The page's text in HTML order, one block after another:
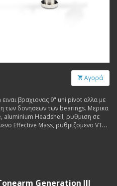
Αγορά
βραχιονας 9" uni pivot αλλα με
των δονησεων των bearings. Μερικα
aluminium Headshell, ρυθμιση σε
Effective Mass, ρυθμιζομενο VTA,
καλωδιωση Vertere Pulse.
Generation III